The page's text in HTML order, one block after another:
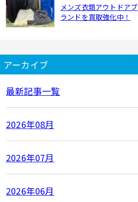
メンズ衣類アウトドアブ
ランドを買取強化中！
アーカイブ
最新記事一覧
2026年08月
2026年07月
2026年06月